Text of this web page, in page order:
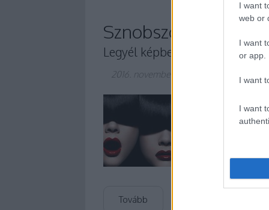
I want
web or
I want
or app.
I want
I want
Sznobszótár a
Legyél képben!
2016. november 10.
kékszőlők
gondolva), meg
Tovább